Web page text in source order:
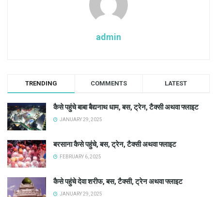
admin
TRENDING COMMENTS LATEST
कैसे पहुंचे बाबा बैद्यनाथ धाम, बस, ट्रेन, टैक्सी अथवा फ्लाइट
JANUARY 29, 2025
बरसाना कैसे पहुंचे, बस, ट्रेन, टैक्सी अथवा फ्लाइट
FEBRUARY 6, 2025
कैसे पहुंचे देवा शरीफ, बस, टैक्सी, ट्रेन अथवा फ्लाइट
JANUARY 29, 2025